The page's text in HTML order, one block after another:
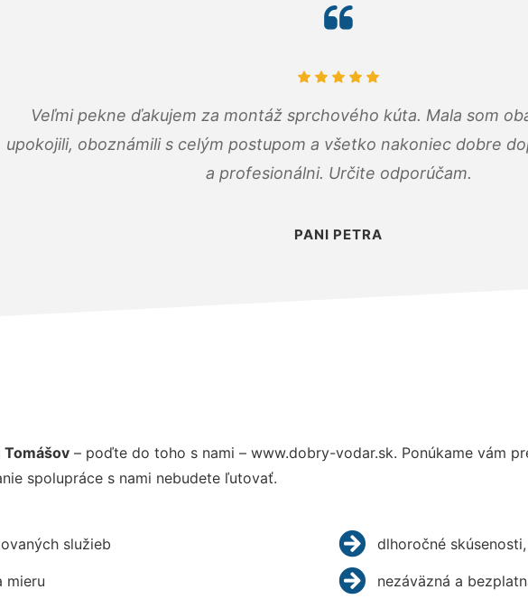
Veľmi pekne ďakujem za montáž sprchového kúta. Mala som
upokojili, oboznámili s celým postupom a všetko nakoniec dobre
a profesionálni. Určite odporúčam.
PANI PETRA
Tomášov – poďte do toho s nami – www.dobry-vodar.sk. Ponúkame vám
spolupráce s nami nebudete ľutovať.
služieb
mieru
dlhoročné
nezáväzná a